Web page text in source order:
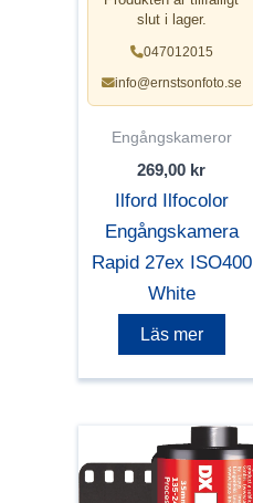
slut i lager.
047012015
info@ernstsonfoto.se
Engångskameror
269,00 kr
Ilford Ilfocolor
Engångskamera
Rapid 27ex ISO400
White
Läs mer